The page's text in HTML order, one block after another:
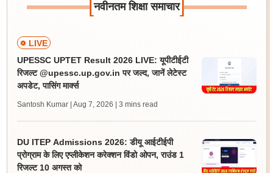
[नवीनतम शिक्षा समाचार]
LIVE
UPESSC UPTET Result 2026 LIVE: यूपीटीईटी
रिजल्ट @upessc.up.gov.in पर जल्द, जानें लेटेस्ट
अपडेट, पासिंग मार्क्स
Santosh Kumar | Aug 7, 2026 | 3 mins read
DU ITEP Admissions 2026: डीयू आईटीईपी
प्रोग्राम के लिए एप्लीकेशन करेक्शन विंडो ओपन, राउंड 1
रिजल्ट 10 अगस्त को